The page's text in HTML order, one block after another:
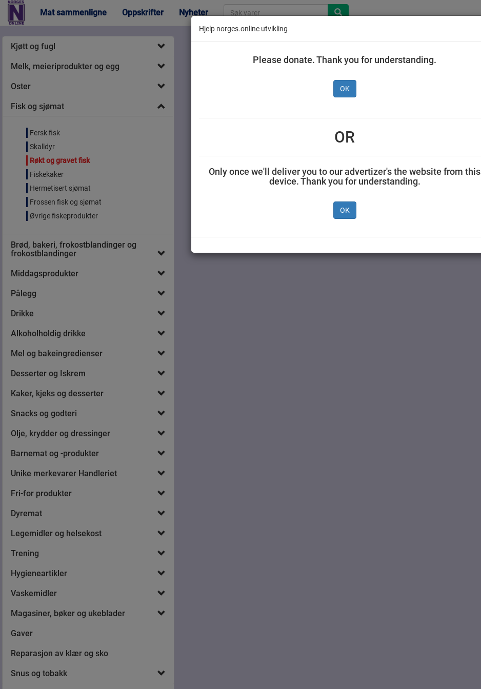
Mat sammenligne Oppskrifter Nyheter
Kjøtt og fugl
Melk, meieriprodukter og egg
Oster
Fisk og sjømat
Fersk fisk
Skalldyr
Røkt og gravet fisk
Fiskekaker
Hermetisert sjømat
Frossen fisk og sjømat
Øvrige fiskeprodukter
Brød, bakeri, frokostblandinger og
frokostblandinger
Middagsprodukter
Pålegg
Drikke
Alkoholholdig drikke
Mel og bakeingredienser
Desserter og Iskrem
Kaker, kjeks og desserter
Snacks og godteri
Olje, krydder og dressinger
Barnemat og -produkter
Unike merkevarer Handleriet
Fri-for produkter
Dyremat
Legemidler og helsekost
Trening
Hygieneartikler
Vaskemidler
Magasiner, bøker og ukeblader
Gaver
Reparasjon av klær og sko
Snus og tobakk
Hjelp norges.online utvikling
Please donate. Thank you for understanding.
OK
OR
Only once we'll deliver you to our advertizer's the website from this
device. Thank you for understanding.
OK